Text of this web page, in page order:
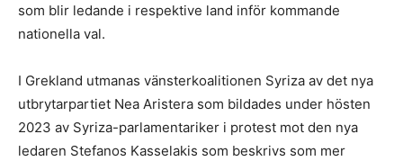
som blir ledande i respektive land inför kommande
nationella val.
I Grekland utmanas vänsterkoalitionen Syriza av det nya
utbrytarpartiet Nea Aristera som bildades under hösten
2023 av Syriza-parlamentariker i protest mot den nya
ledaren Stefanos Kasselakis som beskrivs som mer